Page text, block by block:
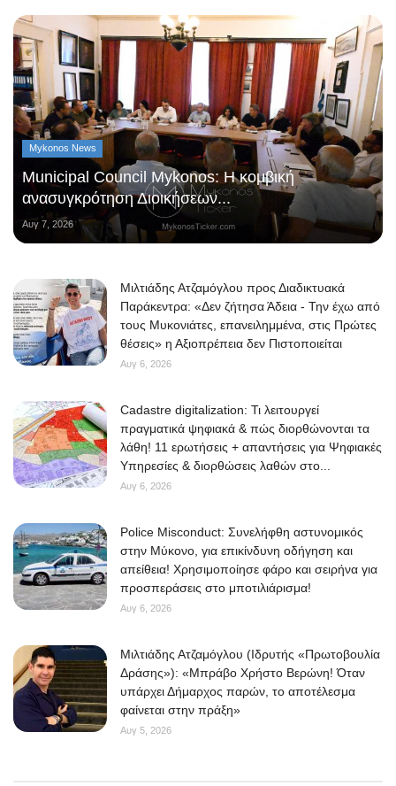
Mykonos News
Municipal Council Mykonos: Η κομβική
ανασυγκρότηση Διοικήσεων...
Αυγ 7, 2026
Μιλτιάδης Ατζαμόγλου προς Διαδικτυακά
Παράκεντρα: «Δεν ζήτησα Άδεια - Την έχω από
τους Μυκονιάτες, επανειλημμένα, στις Πρώτες
θέσεις» η Αξιοπρέπεια δεν Πιστοποιείται
Αυγ 6, 2026
Cadastre digitalization: Τι λειτουργεί
πραγματικά ψηφιακά & πώς διορθώνονται τα
λάθη! 11 ερωτήσεις + απαντήσεις για Ψηφιακές
Υπηρεσίες & διορθώσεις λαθών στο...
Αυγ 6, 2026
Police Misconduct: Συνελήφθη αστυνομικός
στην Μύκονο, για επικίνδυνη οδήγηση και
απείθεια! Χρησιμοποίησε φάρο και σειρήνα για
προσπεράσεις στο μποτιλιάρισμα!
Αυγ 6, 2026
Μιλτιάδης Ατζαμόγλου (Ιδρυτής «Πρωτοβουλία
Δράσης»): «Μπράβο Χρήστο Βερώνη! Όταν
υπάρχει Δήμαρχος παρών, το αποτέλεσμα
φαίνεται στην πράξη»
Αυγ 5, 2026